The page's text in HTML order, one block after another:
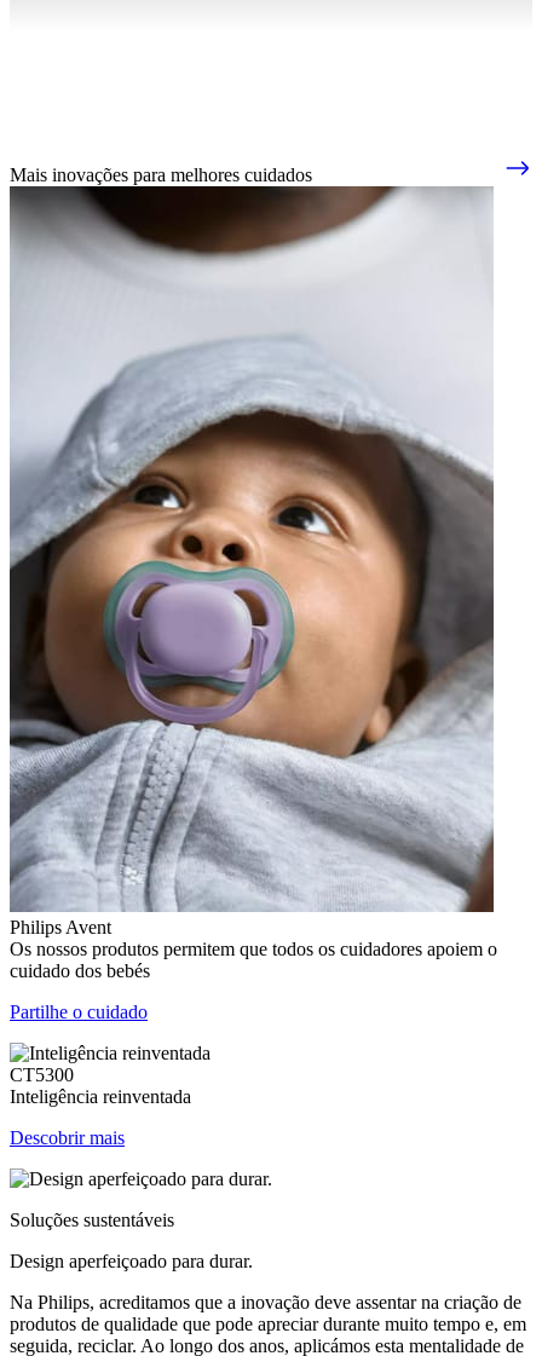
Mais inovações para melhores cuidados
Philips Avent
Os nossos produtos permitem que todos os cuidadores apoiem o
cuidado dos bebés
Partilhe o cuidado
CT5300
Inteligência reinventada
Descobrir mais
Soluções sustentáveis
Design aperfeiçoado para durar.
Na Philips, acreditamos que a inovação deve assentar na criação de
produtos de qualidade que pode apreciar durante muito tempo e, em
seguida, reciclar. Ao longo dos anos, aplicámos esta mentalidade de